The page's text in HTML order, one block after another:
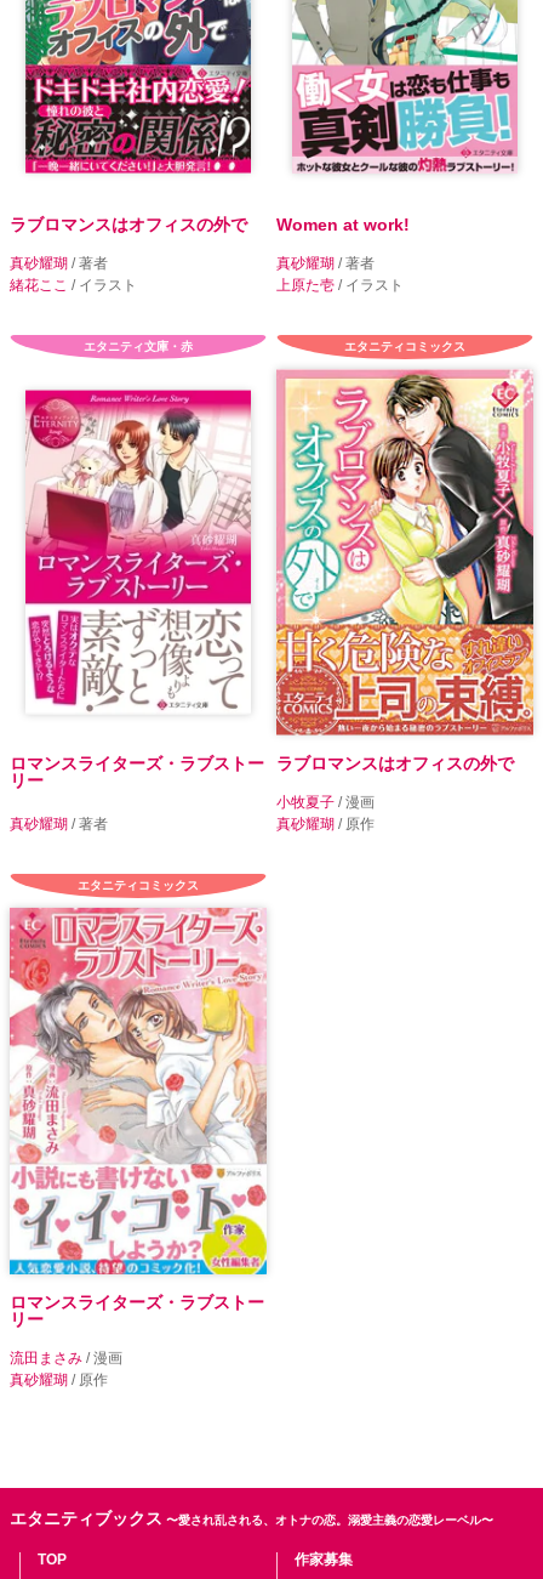
ラブロマンスはオフィスの外で
真砂耀瑚 / 著者
緒花ここ / イラスト
Women at work!
真砂耀瑚 / 著者
上原た壱 / イラスト
エタニティ文庫・赤
ロマンスライターズ・ラブストー
リー
真砂耀瑚 / 著者
エタニティコミックス
ラブロマンスはオフィスの外で
小牧夏子 / 漫画
真砂耀瑚 / 原作
エタニティコミックス
ロマンスライターズ・ラブストー
リー
流田まさみ / 漫画
真砂耀瑚 / 原作
エタニティブックス 〜愛され乱される、オトナの恋。溺愛主義の恋愛レーベル〜
TOP 作家募集